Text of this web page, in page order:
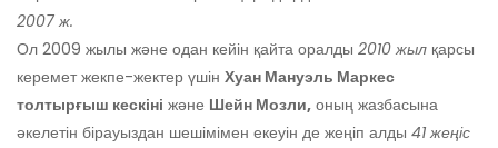
2007 ж.
Ол 2009 жылы және одан кейін қайта оралды 2010 жыл қарсы
керемет жекпе-жектер үшін Хуан Мануэль Маркес
толтырғыш кескіні және Шейн Мозли, оның жазбасына
әкелетін бірауыздан шешімімен екеуін де жеңіп алды 41 жеңіс